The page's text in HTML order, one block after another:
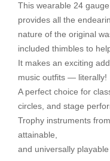
This wearable 24
provides all the
nature of the original
included thimbles to
It makes an exciting
music outfits — literally!
A perfect choice for
circles, and stage
Trophy instruments
attainable,
and universally